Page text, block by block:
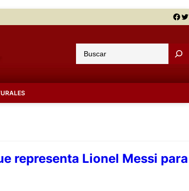
Facebook Twitter
u
a
representa Lionel Messi para